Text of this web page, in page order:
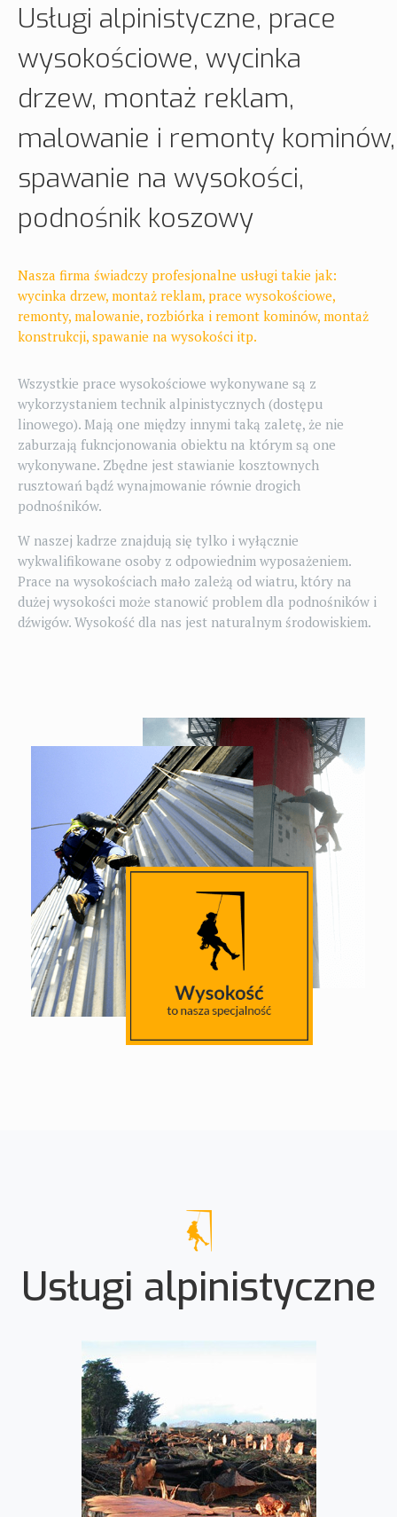
Usługi alpinistyczne, prace
wysokościowe, wycinka
drzew, montaż reklam,
malowanie i remonty kominów,
spawanie na wysokości,
podnośnik koszowy
Nasza firma świadczy profesjonalne usługi takie jak:
wycinka drzew, montaż reklam, prace wysokościowe,
remonty, malowanie, rozbiórka i remont kominów, montaż
konstrukcji, spawanie na wysokości itp.
Wszystkie prace wysokościowe wykonywane są z
wykorzystaniem technik alpinistycznych (dostępu
linowego). Mają one między innymi taką zaletę, że nie
zaburzają fukncjonowania obiektu na którym są one
wykonywane. Zbędne jest stawianie kosztownych
rusztowań bądź wynajmowanie równie drogich
podnośników.
W naszej kadrze znajdują się tylko i wyłącznie
wykwalifikowane osoby z odpowiednim wyposażeniem.
Prace na wysokościach mało zależą od wiatru, który na
dużej wysokości może stanowić problem dla podnośników i
dźwigów. Wysokość dla nas jest naturalnym środowiskiem.
Usługi alpinistyczne